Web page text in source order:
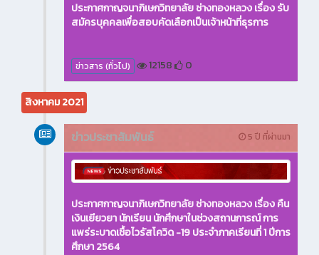
ประกาศกาญจนาภิเษกวิทยาลัย ช่างทองหลวง เรื่อง รับ
สมัครบุคคลเพื่อสอบคัดเลือกเป็นเจ้าหน้าที่ธุรการ
ข่าวสาร (ทั่วไป) 12158 0
สิงหาคม 2021
5 ปี ที่ผ่านมา
ข่าวประชาสัมพันธ์
ประกาศกาญจนาภิเษกวิทยาลัย ช่างทองหลวง เรื่อง คืน
เงินเยียวยา นักเรียน นักศึกษาในช่วงสถานการณ์ การ
แพร่ระบาดเชื้อไวรัสโควิด -19 ประจำภาคเรียนที่ 1 ปีการ
ศึกษา 2564